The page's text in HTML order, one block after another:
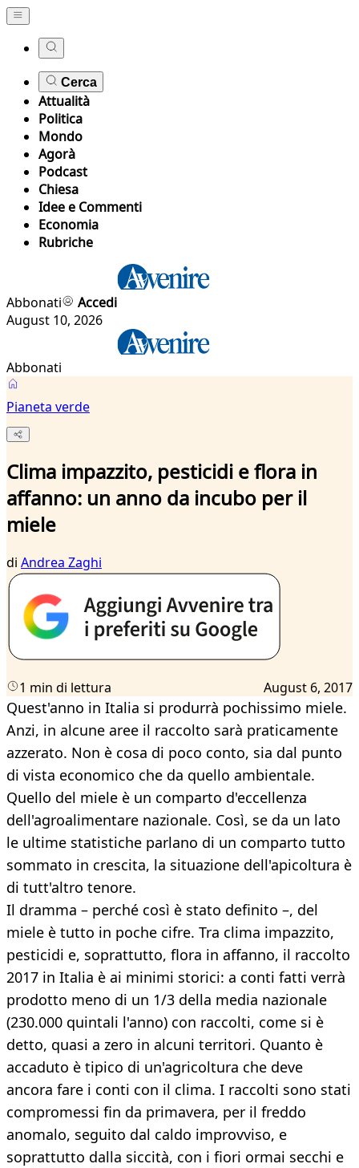
Cerca
Attualità
Politica
Mondo
Agorà
Podcast
Chiesa
Idee e Commenti
Economia
Rubriche
Abbonati
Accedi
August 10, 2026
Abbonati
Pianeta verde
Clima impazzito, pesticidi e flora in
affanno: un anno da incubo per il
miele
di Andrea Zaghi
1 min di lettura August 6, 2017
Quest'anno in Italia si produrrà pochissimo miele.
Anzi, in alcune aree il raccolto sarà praticamente
azzerato. Non è cosa di poco conto, sia dal punto
di vista economico che da quello ambientale.
Quello del miele è un comparto d'eccellenza
dell'agroalimentare nazionale. Così, se da un lato
le ultime statistiche parlano di un comparto tutto
sommato in crescita, la situazione dell'apicoltura è
di tutt'altro tenore.
Il dramma – perché così è stato definito –, del
miele è tutto in poche cifre. Tra clima impazzito,
pesticidi e, soprattutto, flora in affanno, il raccolto
2017 in Italia è ai minimi storici: a conti fatti verrà
prodotto meno di un 1/3 della media nazionale
(230.000 quintali l'anno) con raccolti, come si è
detto, quasi a zero in alcuni territori. Quanto è
accaduto è tipico di un'agricoltura che deve
ancora fare i conti con il clima. I raccolti sono stati
compromessi fin da primavera, per il freddo
anomalo, seguito dal caldo improvviso, e
soprattutto dalla siccità, con i fiori ormai secchi e